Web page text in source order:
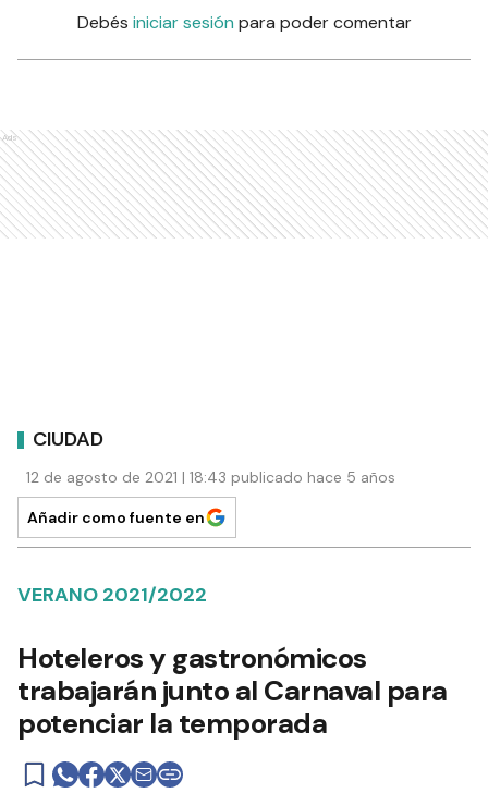
Debés iniciar sesión para poder comentar
Ads
CIUDAD
12 de agosto de 2021 | 18:43 publicado hace 5 años
Añadir como fuente en
VERANO 2021/2022
Hoteleros y gastronómicos
trabajarán junto al Carnaval para
potenciar la temporada